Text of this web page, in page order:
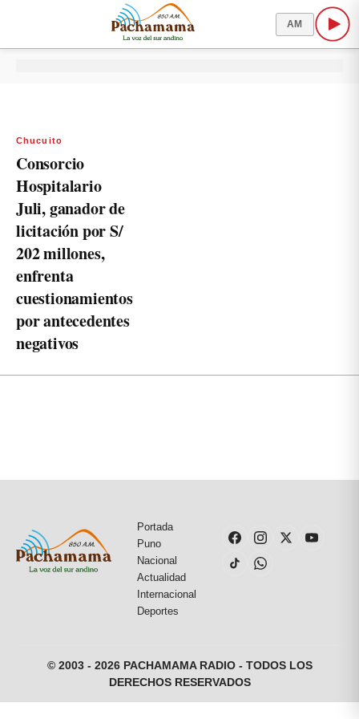
AM
Chucuito
Consorcio
Hospitalario
Juli, ganador de
licitación por S/
202 millones,
enfrenta
cuestionamientos
por antecedentes
negativos
Portada
Puno
Nacional
Actualidad
Internacional
Deportes
© 2003 - 2026 PACHAMAMA RADIO - TODOS LOS
DERECHOS RESERVADOS